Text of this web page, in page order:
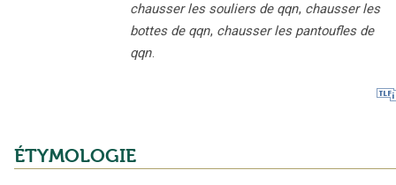
chausser les souliers de qqn, chausser les
bottes de qqn, chausser les pantoufles de
qqn.
ÉTYMOLOGIE